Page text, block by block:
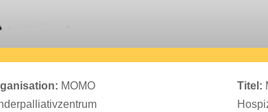
MOMO
Titel: